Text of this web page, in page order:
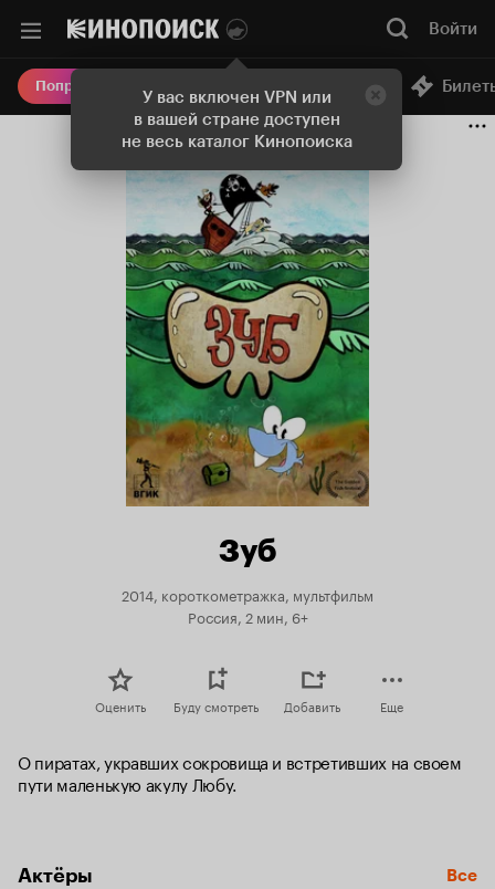
У вас включен VPN или
в вашей стране доступен
не весь каталог Кинопоиска
Войти
Попробовать Плюс Онлайн-кинотеатр
Зуб
2014, короткометражка, мультфильм
Россия, 2 мин, 6+
Оценить Буду смотреть Добавить Еще
О пиратах, укравших сокровища и встретивших на своем
пути маленькую акулу Любу.
Актёры Все